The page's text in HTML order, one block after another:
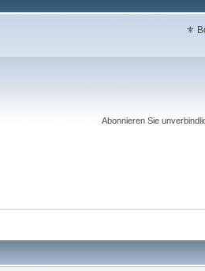
⚜
Abonnieren Sie